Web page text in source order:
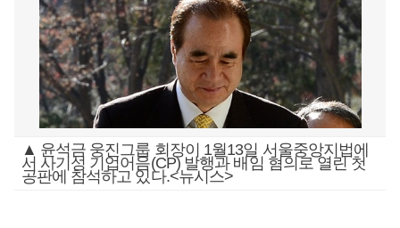
▲ 윤석금 웅진그룹 회장이 1월13일 서울중앙지법에
서 사기성 기업어음(CP) 발행과 배임 혐의로 열린 첫
공판에 참석하고 있다.<뉴시스>